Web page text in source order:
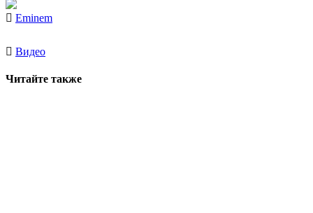
Eminem
Видео
Читайте также